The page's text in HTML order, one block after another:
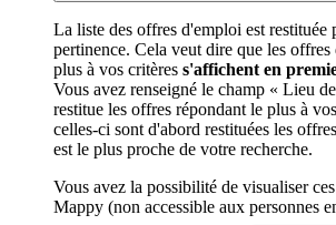
La liste des offres d'emploi est restituée
pertinence. Cela veut dire que les
plus à vos critères s'affichent en
Vous avez renseigné le champ « Lieu
restitue les offres répondant le plus à
celles-ci sont d'abord restituées les
est le plus proche de votre recherche.
Vous avez la possibilité de visualiser
Mappy (non accessible aux personnes